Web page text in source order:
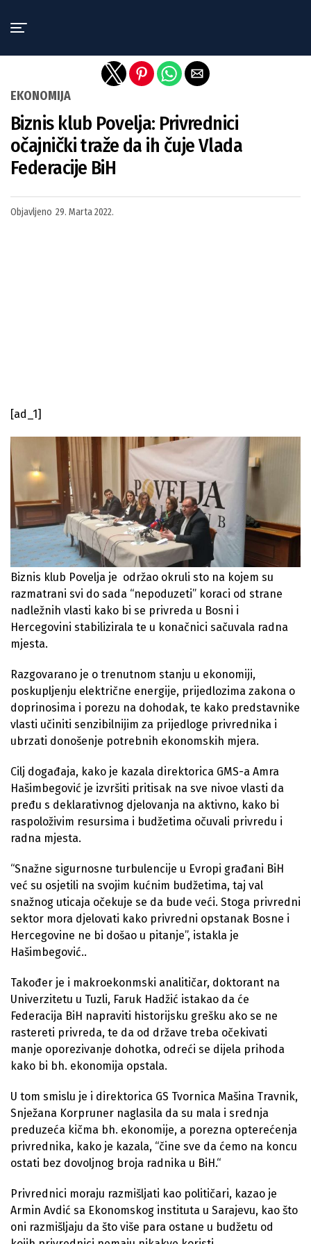
EKONOMIJA
Biznis klub Povelja: Privrednici
očajnički traže da ih čuje Vlada
Federacije BiH
Objavljeno 29. Marta 2022.
[ad_1]
Biznis klub Povelja je održao okruli sto na kojem su
razmatrani svi do sada “nepoduzeti” koraci od strane
nadležnih vlasti kako bi se privreda u Bosni i
Hercegovini stabilizirala te u konačnici sačuvala radna
mjesta.
Razgovarano je o trenutnom stanju u ekonomiji,
poskupljenju električne energije, prijedlozima zakona o
doprinosima i porezu na dohodak, te kako predstavnike
vlasti učiniti senzibilnijim za prijedloge privrednika i
ubrzati donošenje potrebnih ekonomskih mjera.
Cilj događaja, kako je kazala direktorica GMS-a Amra
Hašimbegović je izvršiti pritisak na sve nivoe vlasti da
pređu s deklarativnog djelovanja na aktivno, kako bi
raspoloživim resursima i budžetima očuvali privredu i
radna mjesta.
“Snažne sigurnosne turbulencije u Evropi građani BiH
već su osjetili na svojim kućnim budžetima, taj val
snažnog uticaja očekuje se da bude veći. Stoga privredni
sektor mora djelovati kako privredni opstanak Bosne i
Hercegovine ne bi došao u pitanje”, istakla je
Hašimbegović..
Također je i makroekonmski analitičar, doktorant na
Univerzitetu u Tuzli, Faruk Hadžić istakao da će
Federacija BiH napraviti historijsku grešku ako se ne
rastereti privreda, te da od države treba očekivati
manje oporezivanje dohotka, odreći se dijela prihoda
kako bi bh. ekonomija opstala.
U tom smislu je i direktorica GS Tvornica Mašina Travnik,
Snježana Korpruner naglasila da su mala i srednja
preduzeća kičma bh. ekonomije, a porezna opterećenja
privrednika, kako je kazala, “čine sve da ćemo na koncu
ostati bez dovoljnog broja radnika u BiH.“
Privrednici moraju razmišljati kao političari, kazao je
Armin Avdić sa Ekonomskog instituta u Sarajevu, kao što
oni razmišljaju da što više para ostane u budžetu od